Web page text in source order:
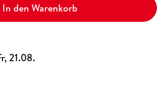
In den Warenkorb
21.08.